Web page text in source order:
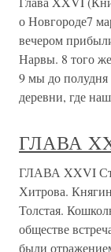
о Новгороде7
вечером
Нарвы. 8 того
9 мы до
деревни, где наш
ГЛАВА
ГЛАВА XXVI
Хитрова.
Толстая.
обществе
были